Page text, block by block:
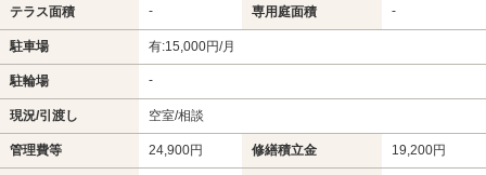
テラス面積 - 専用庭面積 -
駐車場 有:15,000円/月
駐輪場 -
現況/引渡し 空室/相談
管理費等 24,900円 修繕積立金 19,200円